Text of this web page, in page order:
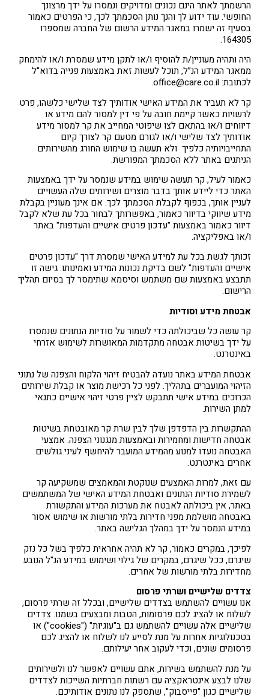
הרשמתך לאתר הינם נכונים ומדויקים ונמסרו על ידך מרצונך
החופשי. עוד ידוע לך והנך נותן הסכמתך לכך, כי הפרטים כאמור
בסעיף זה ישמרו במאגר המידע הרשום של החברה שמספרו
164305.
היה ותהיה מעוניין/ת להוסיף ו/או לתקן מידע שמסרת ו/או להימחק
ממאגר המידע הנ”ל, תוכל לעשות זאת באמצעות פנייה בדוא"ל
לכתובת: office@care.co.il.
קר לא תעביר את המידע האישי אודותיך לצד שלישי כלשהו, פרט
לרשויות כאשר קיימת חובה על פי דין למסור להם מידע או
דיווחים ו/או בהתאם לצו שיפוטי המחייב את קר למסור מידע
אודותיך לצד שלישי ו/או לגורם מטעם קר לצורך קיום
התחייבויותיה כלפיך ולא תעשה בו שימוש החורג מהשירותים
הניתנים באתר ללא הסכמתך המפורשת.
כאמור לעיל, קר תעשה שימוש במידע שנמסר על ידך באמצעות
האתר כדי ליידע אותך בדבר מוצרים ושירותים שלה העשויים
לעניין אותך, בכפוף לקבלת הסכמתך לכך. אם אינך מעוניין בקבלת
מידע שיווקי בדיוור כאמור, באפשרותך לבחור בכל עת שלא לקבל
דיוור כאמור באמצעות "עדכון פרטים אישיים והעדפות" באתר
ו/או באפליקציה.
זכותך לגשת בכל עת למידע האישי שמסרת דרך "עדכון פרטים
אישיים והעדפות" לשם בדיקת נכונות המידע ואמינותו. גישה זו
תתבצע באמצעות שם משתמש וסיסמא שתימסר לך בסיום תהליך
הרישום.
אבטחת מידע וסודיות
קר עושה כל שביכולתה כדי לשמור על סודיות הנתונים שנמסרו
על ידך בשיטות אבטחה מתקדמות המאושרות לשימוש אזרחי
באינטרנט.
אבטחת המידע באתר נועדה להבטיח זיהוי הלקוח והצפנה של נתוני
הזיהוי המועברים בתהליך. לפני כל רכישת מוצר או קבלת שירותים
הכרוכים במידע אישי תתבקש לציין פרטי זיהוי אישיים כתנאי
למתן השירות.
ההתקשרות בין הדפדפן שלך לבין שרת קר מאובטחת בשיטות
אבטחה חדישות ומחמירות ובאמצעות מנגנוני הצפנה. אמצעי
האבטחה נועדו למנוע מהמידע המועבר להיחשף לעיני גולשים
אחרים באינטרנט.
עם זאת, למרות האמצעים שנוקטת והמאמצים שמשקיעה קר
לשמירת סודיות הנתונים ואבטחת המידע האישי של המשתמשים
באתר, אין ביכולתה לאבטח את מערכות המידע והתקשורת
באבטחה מושלמת מפני חדירות בלתי מורשות או שימוש אסור
במידע הנמסר על ידך במהלך הגלישה באתר.
לפיכך, במקרים כאמור, קר לא תהיה אחראית כלפיך בשל כל נזק
שיגרם, ככל שיגרם, במקרים של גילוי ושימוש במידע הנ"ל הנובע
מחדירות בלתי מורשות של אחרים.
צדדים שלישיים ושרתי פרסום
אנו עשויים להשתמש בצדדים שלישיים, ובכלל זה שרתי פרסום,
לשלוח או להציג לכם פרסומות, הטבות ומבצעים בשמנו. צדדים
שלישיים אלה עשויים להשתמש גם ב"עוגיות" ("cookies") או
בטכנולוגיות אחרות על מנת לסייע לנו לשלוח או להציג לכם
פרסומים שונים, וכדי לעקוב אחר יעילותם.
על מנת להשתמש בשירות, אתם עשויים לאפשר לנו ולשירותים
שלנו לבצע אינטראקציה עם רשתות חברתיות השייכות לצדדים
שלישיים כגון "פייסבוק", שתספק לנו נתונים אודותיכם.